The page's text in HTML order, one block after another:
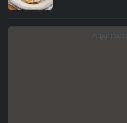
PUBLICIDADE